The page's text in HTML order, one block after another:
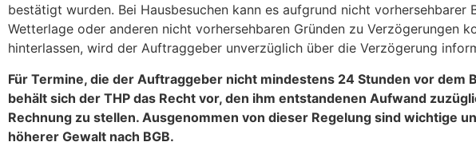
bestätigt wurden. Bei Hausbesuchen kann es aufgrund nicht
Wetterlage oder anderen nicht vorhersehbaren Gründen zu Verzögerungen
hinterlassen, wird der Auftraggeber unverzüglich über die Verzögerung
Für Termine, die der Auftraggeber nicht mindestens 24 Stunden vor
behält sich der THP das Recht vor, den ihm entstandenen Aufwand
Rechnung zu stellen. Ausgenommen von dieser Regelung sind wichtige
höherer Gewalt nach BGB.